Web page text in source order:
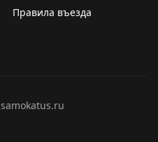
Правила въезда
samokatus.ru